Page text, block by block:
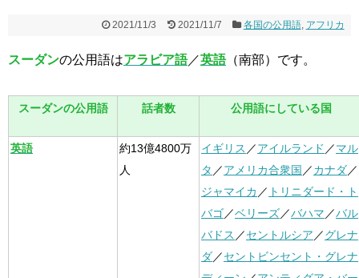
2021/11/3 2021/11/7 各国の公用語, アフリカ
スーダンの公用語はアラビア語／英語（南部）です。
スーダンの公用語 話者数 公用語にしている国
英語
約13億4800万
人
イギリス ／アイルランド ／マル
タ ／アメリカ合衆国 ／カナダ／
ジャマイカ ／ トリニダード・ト
バゴ／ベリーズ／バハマ ／バル
バドス ／セントルシア ／グレナ
ダ／セントビンセント・グレナ